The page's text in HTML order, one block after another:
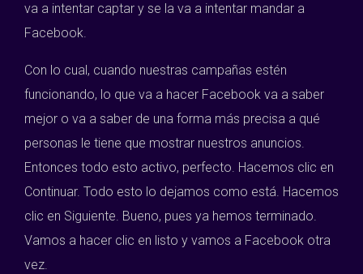
va a intentar captar y se la va a intentar mandar a
Facebook.
Con lo cual, cuando nuestras campañas estén
funcionando, lo que va a hacer Facebook va a saber
mejor o va a saber de una forma más precisa a qué
personas le tiene que mostrar nuestros anuncios.
Entonces todo esto activo, perfecto. Hacemos clic en
Continuar. Todo esto lo dejamos como está. Hacemos
clic en Siguiente. Bueno, pues ya hemos terminado.
Vamos a hacer clic en listo y vamos a Facebook otra
vez.